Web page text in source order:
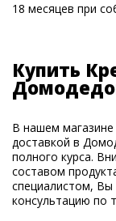
18 месяцев при
Купить
В нашем
доставкой в
полного курса.
составом
специалистом,
консультацию по